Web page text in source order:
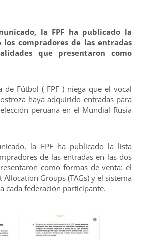
la FPF ha publicado la
compradores de las entradas
que presentaron como
de Fútbol ( FPF ) niega que el vocal
haya adquirido entradas para
peruana en el Mundial Rusia
la FPF ha publicado la lista
de las entradas en las dos
como formas de venta: el
Allocation Groups (TAGs) y el sistema
cada federación participante.